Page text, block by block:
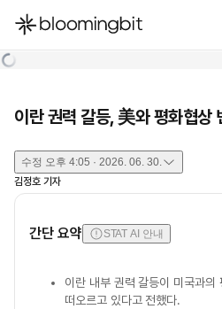
한국어
이란 권력 갈등, 美와 평화협상
수정 오후 4:05 · 2026. 06. 30.
김정호 기자
간단 요약 STAT AI 안내
이란 내부 권력 갈등이 미국과의
떠오르고 있다고 전했다.